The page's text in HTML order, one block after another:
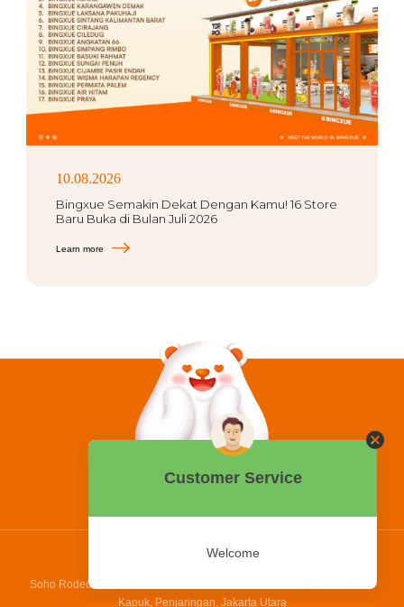
10.08.2026
Bingxue Semakin Dekat Dengan Kamu! 16 Store
Baru Buka di Bulan Juli 2026
Learn more
0858 2015 9999
PT Bing Kreatif Mandiri
Soho Rodeo Drive, No. 5 - 6 Jl. Laksamana Yos Sudarso, Pantai Indah
Kapuk, Penjaringan, Jakarta Utara